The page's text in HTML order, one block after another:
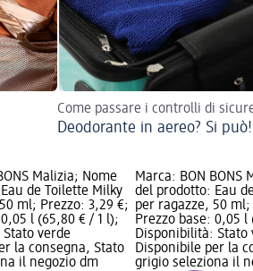
Come passare i controlli di
Deodorante in aereo? Si può!
Malizia; Nome
de Toilette Milky
ml; Prezzo: 3,29 €;
l (65,80 € / 1 l);
verde
la consegna, Stato
il negozio dm
Marca: BON BONS
del prodotto: Eau
per ragazze, 50 ml;
Prezzo base: 0,05 l
Disponibilità: Stato
Disponibile per la
grigio seleziona il